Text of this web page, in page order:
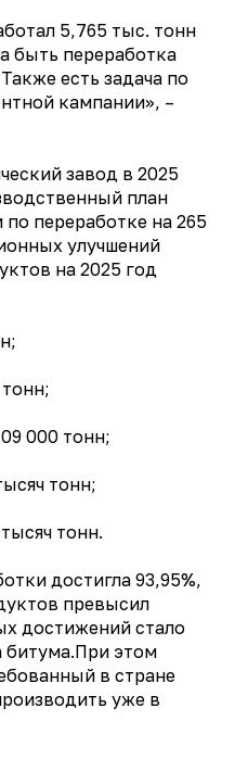
5,765 тыс. тонн
быть переработка
есть задача по
кампании», –
завод в 2025
план
переработке на 265
улучшений
на 2025 год
000 тонн;
тонн;
тонн.
достигла 93,95%,
превысил
достижений стало
битума.При этом
в стране
уже в